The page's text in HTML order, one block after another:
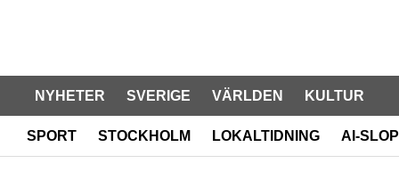
NYHETER SVERIGE VÄRLDEN KULTUR
SPORT STOCKHOLM LOKALTIDNING AI-SLOP